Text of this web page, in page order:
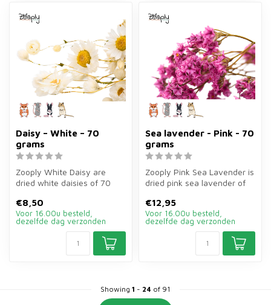
Daisy – White – 70
grams
Zooply White Daisy are
dried white daisies of 70
mi...
€8,50
Voor 16.00u besteld,
dezelfde dag verzonden
Sea lavender - Pink - 70
grams
Zooply Pink Sea Lavender is
dried pink sea lavender of
€12,95
Voor 16.00u besteld,
dezelfde dag verzonden
Showing 1 - 24 of 91